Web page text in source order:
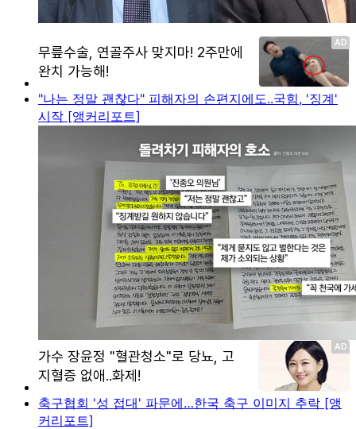
"나는 정말 괜찮다" 피해자의 손편지에도..국힘, '징계'
시작 [앵커리포트]
축구협회 '성 접대' 파문에…한국 축구 이미지 추락 [앵
커리포트]